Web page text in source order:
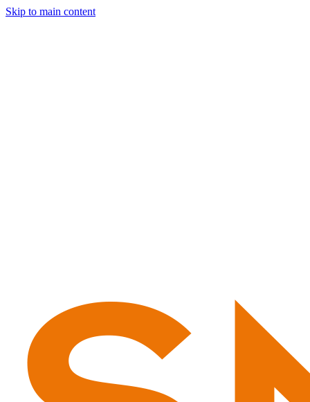
Skip to main content